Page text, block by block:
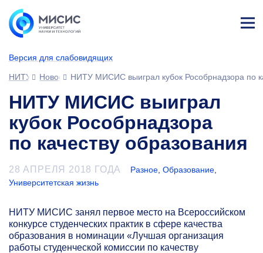
Версия для слабовидящих
ине
НИТУ МИСИС
НовостиНИТУ МИСИС выиграл кубок Рособрнадзора по
НИТУ МИСИС выиграл
кубок Рособрнадзора
по качеству образования
28 АПРЕЛЯ 2018 ГОДА Разное ,Образование
Университетская жизнь
НИТУ МИСИС занял первое место на Всероссийском
конкурсе студенческих практик в сфере качества
образования в номинации «Лучшая организация
работы студенческой комиссии по качеству